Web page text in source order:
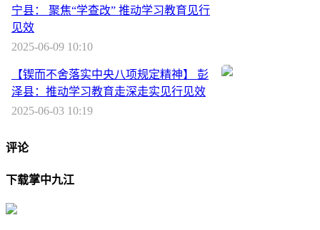
宁县： 聚焦“学查改” 推动学习教育见行
见效
2025-06-09 10:10
【锲而不舍落实中央八项规定精神】 彭
泽县：推动学习教育走深走实见行见效
2025-06-03 10:19
评论
下载掌中九江